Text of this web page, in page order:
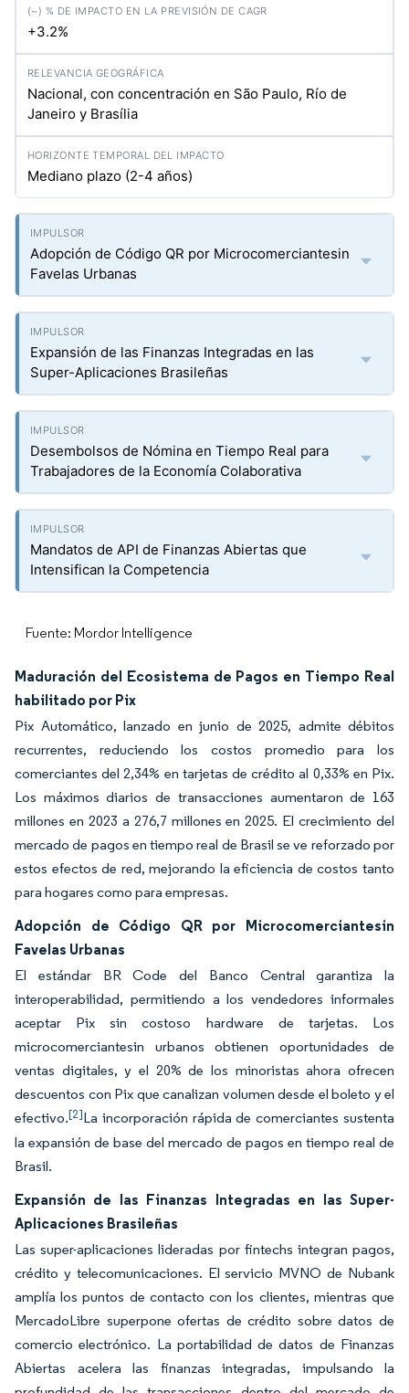
+3.2%
Nacional, con concentración en São Paulo, Río de
Janeiro y Brasília
Mediano plazo (2-4 años)
Adopción de Código QR por Microcomerciantesin
Favelas Urbanas
Expansión de las Finanzas Integradas en las
Super-Aplicaciones Brasileñas
Desembolsos de Nómina en Tiempo Real para
Trabajadores de la Economía Colaborativa
Mandatos de API de Finanzas Abiertas que
Intensifican la Competencia
Fuente: Mordor Intelligence
Maduración del Ecosistema de Pagos en Tiempo Real
habilitado por Pix
Pix Automático, lanzado en junio de 2025, admite débitos
recurrentes, reduciendo los costos promedio para los
comerciantes del 2,34% en tarjetas de crédito al 0,33% en Pix.
Los máximos diarios de transacciones aumentaron de 163
millones en 2023 a 276,7 millones en 2025. El crecimiento del
mercado de pagos en tiempo real de Brasil se ve reforzado por
estos efectos de red, mejorando la eficiencia de costos tanto
para hogares como para empresas.
Adopción de Código QR por Microcomerciantesin
Favelas Urbanas
El estándar BR Code del Banco Central garantiza la
interoperabilidad, permitiendo a los vendedores informales
aceptar Pix sin costoso hardware de tarjetas. Los
microcomerciantesin urbanos obtienen oportunidades de
ventas digitales, y el 20% de los minoristas ahora ofrecen
descuentos con Pix que canalizan volumen desde el boleto y el
efectivo.[2]La incorporación rápida de comerciantes sustenta
la expansión de base del mercado de pagos en tiempo real de
Brasil.
Expansión de las Finanzas Integradas en las Super-
Aplicaciones Brasileñas
Las super-aplicaciones lideradas por fintechs integran pagos,
crédito y telecomunicaciones. El servicio MVNO de Nubank
amplía los puntos de contacto con los clientes, mientras que
MercadoLibre superpone ofertas de crédito sobre datos de
comercio electrónico. La portabilidad de datos de Finanzas
Abiertas acelera las finanzas integradas, impulsando la